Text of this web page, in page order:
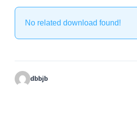
No related download found!
dbbjb